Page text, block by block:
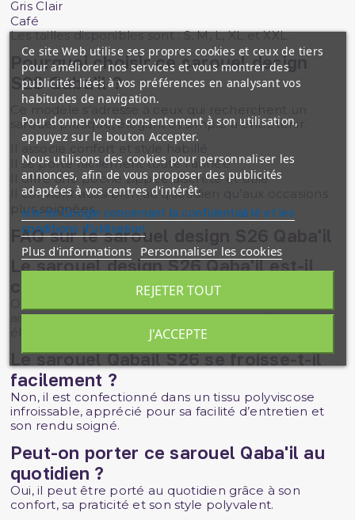
Gris Clair
Café
Les tailles disponibles sont : S, M, L, XL et XXL.
Pourquoi choisir ce sarouel design
S26 Qaba'il ?
Ce modèle s’adresse à ceux qui recherchent un
sarouel pratique, élégant et simple à entretenir.
Il associe confort et style habillé
Il se porte facilement toute l’année
Il offre une poche zippée discrète et utile
Il convient aussi bien au quotidien qu’aux occasions
plus soignées
FAQ sur le sarouel design S26 Qaba'il
Le sarouel design S26 Qaba'il est-il
aisance tout en gardant une coupe travaillée et
Le sarouel Qabail S26 se froisse-t-il
facilement ?
Non, il est confectionné dans un tissu polyviscose
infroissable, apprécié pour sa facilité d’entretien et
son rendu soigné.
Peut-on porter ce sarouel Qaba'il au
quotidien ?
Oui, il peut être porté au quotidien grâce à son
confort, sa praticité et son style polyvalent.
Ce site Web utilise ses propres cookies et ceux de tiers
pour améliorer nos services et vous montrer des
publicités liées à vos préférences en analysant vos
habitudes de navigation.
Pour donner votre consentement à son utilisation,
appuyez sur le bouton Accepter.
Nous utilisons des cookies pour personnaliser les
annonces, afin de vous proposer des publicités
adaptées à vos centres d'intérêt.
site de Google concernant la confidentialité et les
conditions d'utilisation
Plus d'informations Personnaliser les cookies
REJETER TOUT
J'ACCEPTE